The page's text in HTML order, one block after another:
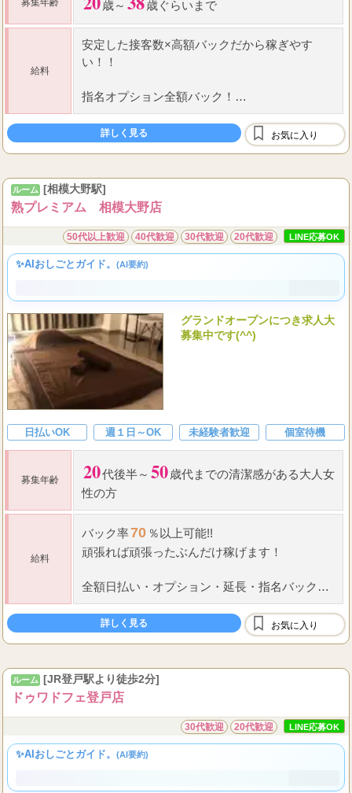
募集年齢 歳～ 歳ぐらいまで
給料
安定した接客数×高額バックだから稼ぎやす
い！！
指名オプション全額バック！
本指名の場合
120分2.1000円～、還元率77％報酬を実
詳しく見る お気に入り
ルーム [相模大野駅]
熟プレミアム 相模大野店
50代以上歓迎 40代歓迎 30代歓迎 20代歓迎 LINE応募OK
✨AIおしごとガイド。 (AI要約)
グランドオープンにつき求人大
募集中です(^^)
日払いOK 週１日～OK 未経験者歓迎 個室待機
募集年齢 20代後半～ 50歳代までの清潔感がある大人女
性の方
給料
バック率70 ％以上可能!!
頑張れば頑張ったぶんだけ稼げます！
全額日払い ・ オプション ・ 延長 ・ 指名バック有
りです(^^)
詳しく見る お気に入り
ルーム [JR登戸駅より徒歩2分]
ドゥワドフェ登戸店
30代歓迎 20代歓迎 LINE応募OK
✨AIおしごとガイド。 (AI要約)